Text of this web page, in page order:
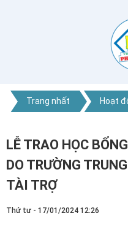
Trang nhất Hoạt
LỄ TRAO HỌC
DO TRƯỜNG
TÀI TRỢ
Thứ tư - 17/01/2024 12:26